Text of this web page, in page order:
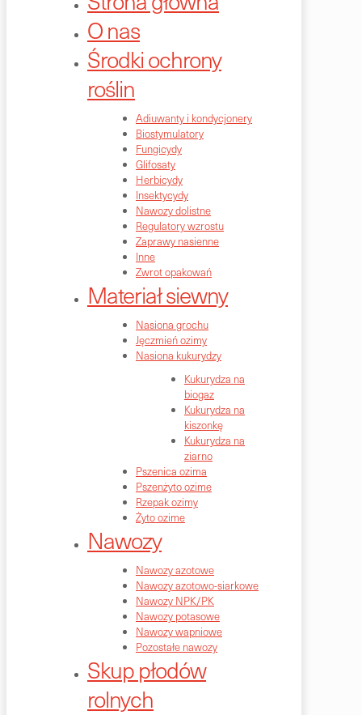
O nas
Środki ochrony
roślin
Adiuwanty i kondycjonery
Biostymulatory
Fungicydy
Glifosaty
Herbicydy
Insektycydy
Nawozy dolistne
Regulatory wzrostu
Zaprawy nasienne
Inne
Zwrot opakowań
Materiał siewny
Nasiona grochu
Jęczmień ozimy
Nasiona kukurydzy
Kukurydza na
biogaz
Kukurydza na
kiszonkę
Kukurydza na
ziarno
Pszenica ozima
Pszenżyto ozime
Rzepak ozimy
Żyto ozime
Nawozy
Nawozy azotowe
Nawozy azotowo-siarkowe
Nawozy NPK/PK
Nawozy potasowe
Nawozy wapniowe
Pozostałe nawozy
Skup płodów
rolnych